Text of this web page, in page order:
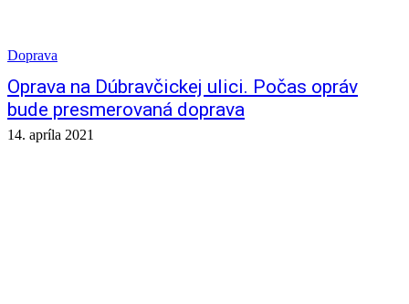
Doprava
Oprava na Dúbravčickej ulici. Počas opráv
bude presmerovaná doprava
14. apríla 2021